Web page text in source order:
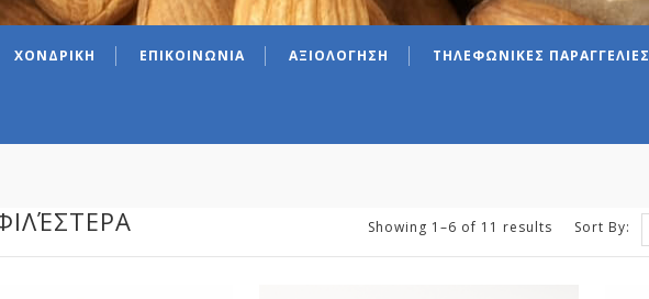
ΧΟΝΔΡΙΚΗ ΕΠΙΚΟΙΝΩΝΙΑ ΑΞΙΟΛΟΓΗΣΗ ΤΗΛΕΦΩΝΙΚΕΣ ΠΑΡΑΓΓΕΛΙΕΣ
Showing 1–6 of 11 results Sort By: